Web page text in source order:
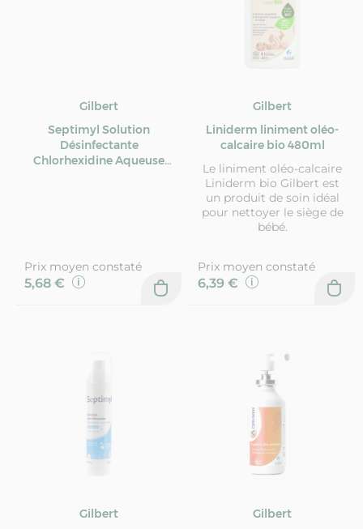
Gilbert
Septimyl Solution
Désinfectante
Chlorhexidine Aqueuse
Prix moyen constaté
5,68 €
Gilbert
Liniderm liniment oléo-
calcaire bio 480ml
Le liniment oléo-calcaire
Liniderm bio Gilbert est
un produit de soin idéal
pour nettoyer le siège de
bébé.
Prix moyen constaté
6,39 €
Gilbert
Gilbert